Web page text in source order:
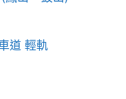
道 輕軌